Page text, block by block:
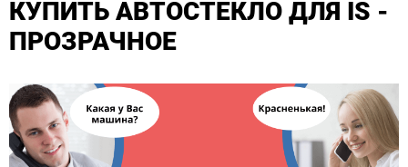
КУПИТЬ АВТОСТЕКЛО ДЛЯ IS -
ПРОЗРАЧНОЕ